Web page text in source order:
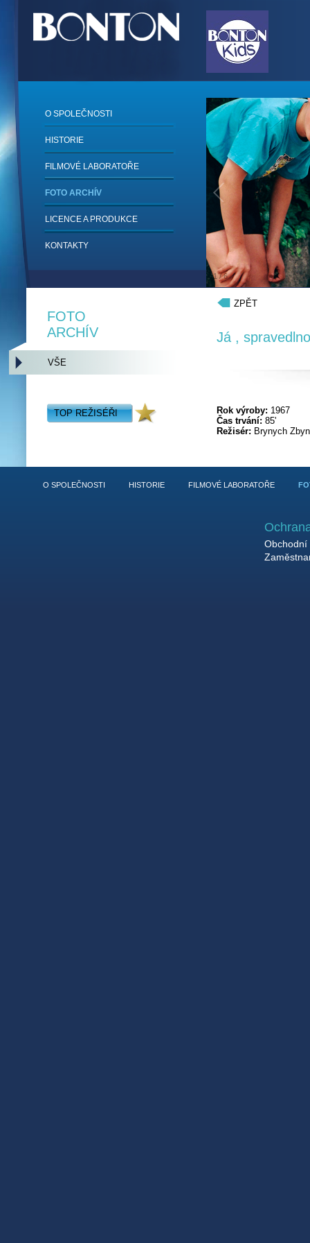
1/6
O SPOLEČNOSTI
HISTORIE
FILMOVÉ LABORATOŘE
FOTO ARCHÍV
LICENCE A PRODUKCE
KONTAKTY
ZPĚT
Já ,
Rok výroby: 1967
Čas trvání: 85'
Režisér: Brynych
FOTO
ARCHÍV
VŠE
TOP REŽISÉŘI
O SPOLEČNOSTI HISTORIE FILMOVÉ LABORATOŘE
Obchodní